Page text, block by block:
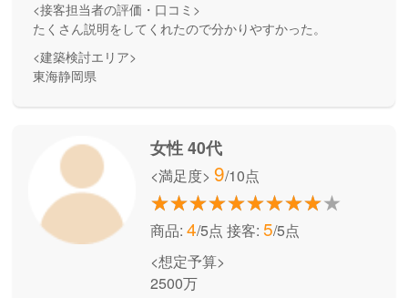
<接客担当者の評価・口コミ>
たくさん説明をしてくれたので分かりやすかった。
<建築検討エリア>
東海静岡県
女性 40代
<満足度> 9/10点
商品: 4/5点 接客: 5/5点
<想定予算>
2500万